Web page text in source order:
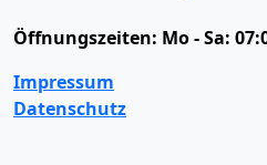
Öffnungszeiten: Mo - Sa:
Impressum
Datenschutz